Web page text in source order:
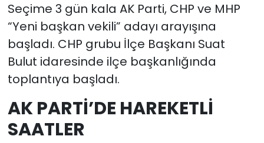
Seçime 3 gün kala AK Parti, CHP ve MHP
“Yeni başkan vekili” adayı arayışına
başladı. CHP grubu İlçe Başkanı Suat
Bulut idaresinde ilçe başkanlığında
toplantıya başladı.
AK PARTİ’DE HAREKETLİ
SAATLER